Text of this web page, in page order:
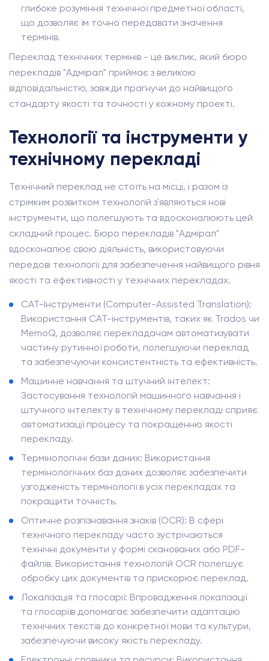
глибоке розуміння технічної предметної області,
що дозволяє їм точно передавати значення
термінів.
Переклад технічних термінів - це виклик, який бюро
перекладів "Адмірал" приймає з великою
відповідальністю, завжди прагнучи до найвищого
стандарту якості та точності у кожному проекті.
Технології та інструменти у
технічному перекладі
Технічний переклад не стоїть на місці, і разом із
стрімким розвитком технологій з'являються нові
інструменти, що полегшують та вдосконалюють цей
складний процес. Бюро перекладів "Адмірал"
вдосконалює свою діяльність, використовуючи
передові технології для забезпечення найвищого рівня
якості та ефективності у технічних перекладах.
CAT-Інструменти (Computer-Assisted Translation):
Використання CAT-інструментів, таких як Trados чи
MemoQ, дозволяє перекладачам автоматизувати
частину рутинної роботи, полегшуючи переклад
та забезпечуючи консистентність та ефективність.
Машинне навчання та штучний інтелект:
Застосування технологій машинного навчання і
штучного інтелекту в технічному перекладі сприяє
автоматизації процесу та покращенню якості
перекладу.
Термінологічні бази даних: Використання
термінологічних баз даних дозволяє забезпечити
узгодженість термінології в усіх перекладах та
покращити точність.
Оптичне розпізнавання знаків (OCR): В сфері
технічного перекладу часто зустрічаються
технічні документи у формі сканованих або PDF-
файлів. Використання технологій OCR полегшує
обробку цих документів та прискорює переклад.
Локалізація та глосарії: Впровадження локалізації
та глосаріїв допомагає забезпечити адаптацію
технічних текстів до конкретної мови та культури,
забезпечуючи високу якість перекладу.